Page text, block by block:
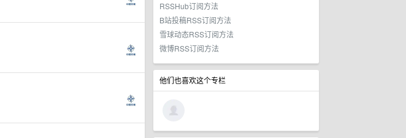
RSSHub订阅方法
B站投稿RSS订阅方法
雪球动态RSS订阅方法
微博RSS订阅方法
他们也喜欢这个专栏